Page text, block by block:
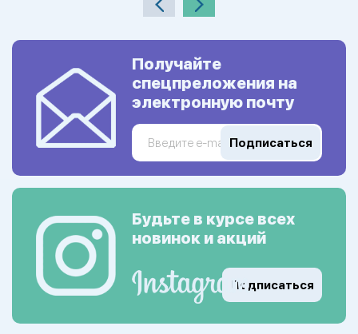
Получайте
спецпреложения на
электронную почту
Подписаться
Будьте в курсе всех
новинок и акций
Подписаться